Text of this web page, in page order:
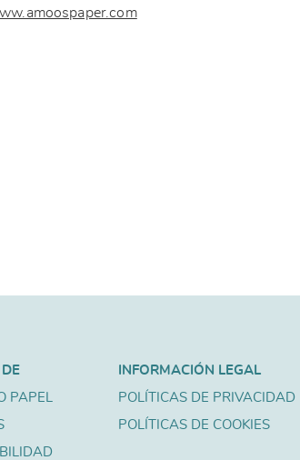
PAPEL
INFORMACIÓN LEGAL
POLÍTICAS DE PRIVACIDAD
POLÍTICAS DE COOKIES